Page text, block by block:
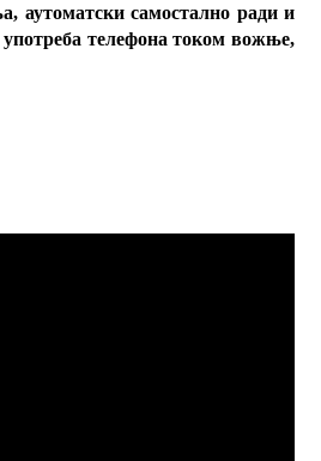
аутоматски самостално ради и
телефона током вожње,